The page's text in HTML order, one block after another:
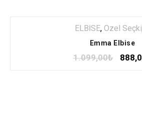
ELBİSE, Özel Seçki
Emma Elbise
1.099,00₺